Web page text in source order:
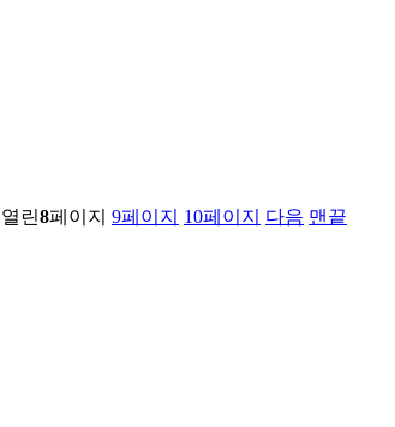
열린8페이지 9페이지 10페이지 다음 맨끝